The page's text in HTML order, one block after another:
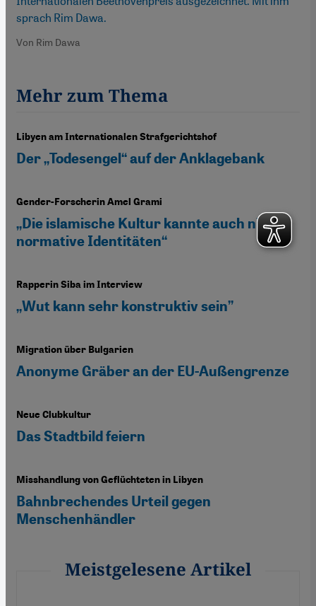
sprach Rim Dawa.
Von Rim Dawa
Mehr zum Thema
Libyen am Internationalen Strafgerichtshof
Der „Todesengel“ auf der Anklagebank
Gender-Forscherin Amel Grami
„Die islamische Kultur kannte auch nicht-
normative Identitäten“
Rapperin Siba im Interview
„Wut kann sehr konstruktiv sein”
Migration über Bulgarien
Anonyme Gräber an der EU-Außengrenze
Neue Clubkultur
Das Stadtbild feiern
Misshandlung von Geflüchteten in Libyen
Bahnbrechendes Urteil gegen
Menschenhändler
Meistgelesene Artikel